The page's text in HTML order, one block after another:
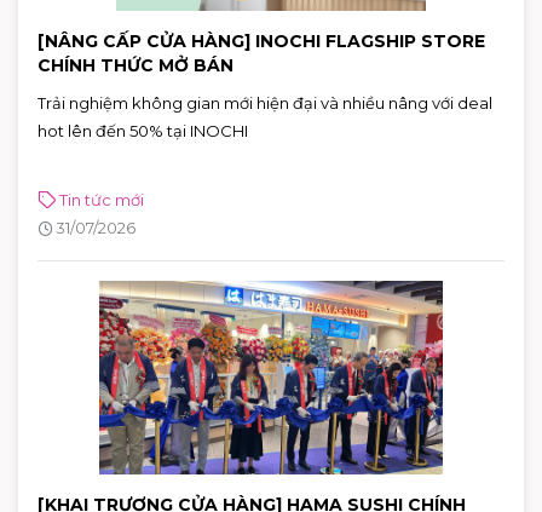
[NÂNG CẤP CỬA HÀNG] INOCHI FLAGSHIP STORE
CHÍNH THỨC MỞ BÁN
Trải nghiệm không gian mới hiện đại và nhiều nâng với deal
hot lên đến 50% tại INOCHI
Tin tức mới
31/07/2026
[KHAI TRƯƠNG CỬA HÀNG] HAMA SUSHI CHÍNH